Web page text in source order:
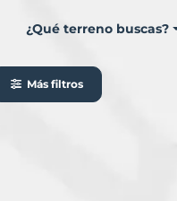
¿Qué terreno buscas?
Más filtros